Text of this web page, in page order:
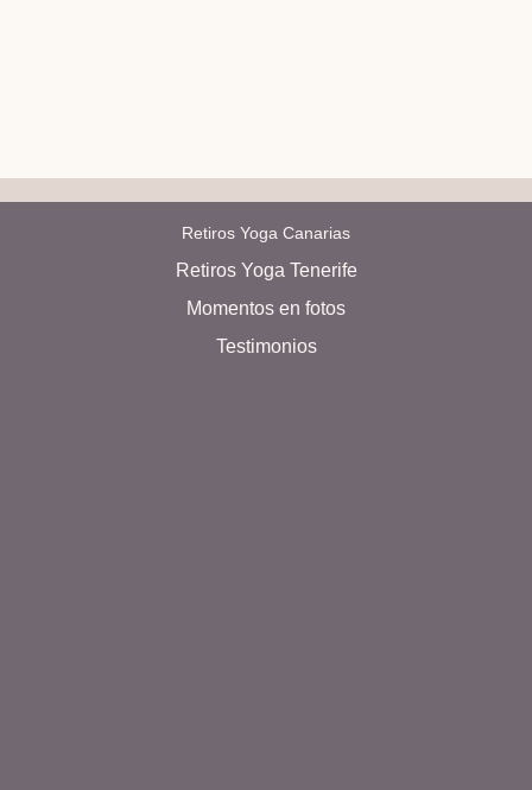
Retiros Yoga Canarias
Retiros Yoga Tenerife
Momentos en fotos
Testimonios